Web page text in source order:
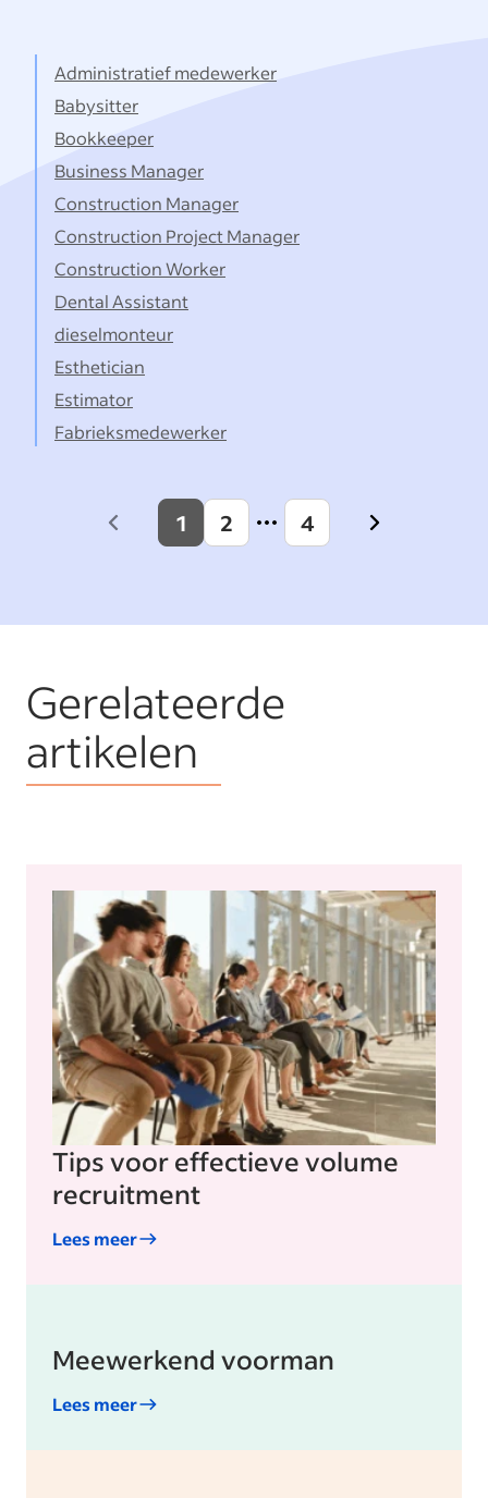
Administratief medewerker
Babysitter
Bookkeeper
Business Manager
Construction Manager
Construction Project Manager
Construction Worker
Dental Assistant
dieselmonteur
Esthetician
Estimator
Fabrieksmedewerker
Previous
1 2 4
Next
Gerelateerde
artikelen
Tips voor effectieve volume
recruitment
Lees meer
Meewerkend voorman
Lees meer